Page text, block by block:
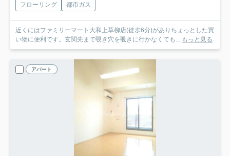
フローリング
都市ガス
近くにはファミリーマート大和上草柳店(徒歩6分)がありちょっとした買
い物に便利です。玄関先まで覗き穴を覗きに行かなくても... もっと見る
アパート